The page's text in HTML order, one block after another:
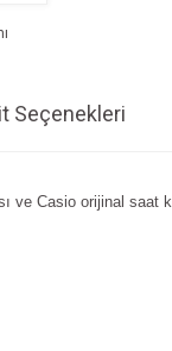
Seçenekleri
ve Casio orijinal saat